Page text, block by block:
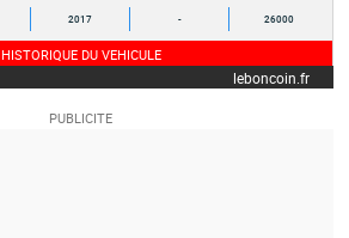
2017 - 26000
HISTORIQUE DU VEHICULE
leboncoin.fr